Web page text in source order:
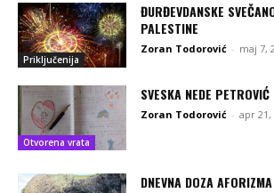
Priključenija
ĐURĐEVDANSKE
PALESTINE
Zoran Todorović - maj 7,
Otvorena vrata
SVESKA NEDE PETROVIĆ
Zoran Todorović - apr 21,
DNEVNA DOZA AFORIZMA